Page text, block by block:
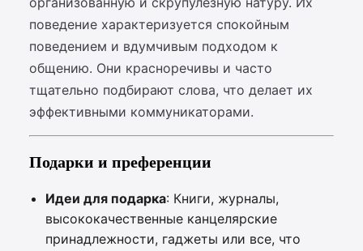
поведение характеризуется спокойным
поведением и вдумчивым подходом к
общению. Они красноречивы и часто
тщательно подбирают слова, что делает их
эффективными коммуникаторами.
Подарки и преференции
Идеи для подарка: Книги, журналы,
высококачественные канцелярские
принадлежности, гаджеты или все, что